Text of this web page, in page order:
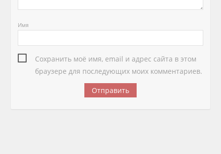
Имя
Сохранить моё имя, email и адрес сайта в этом
браузере для последующих моих комментариев.